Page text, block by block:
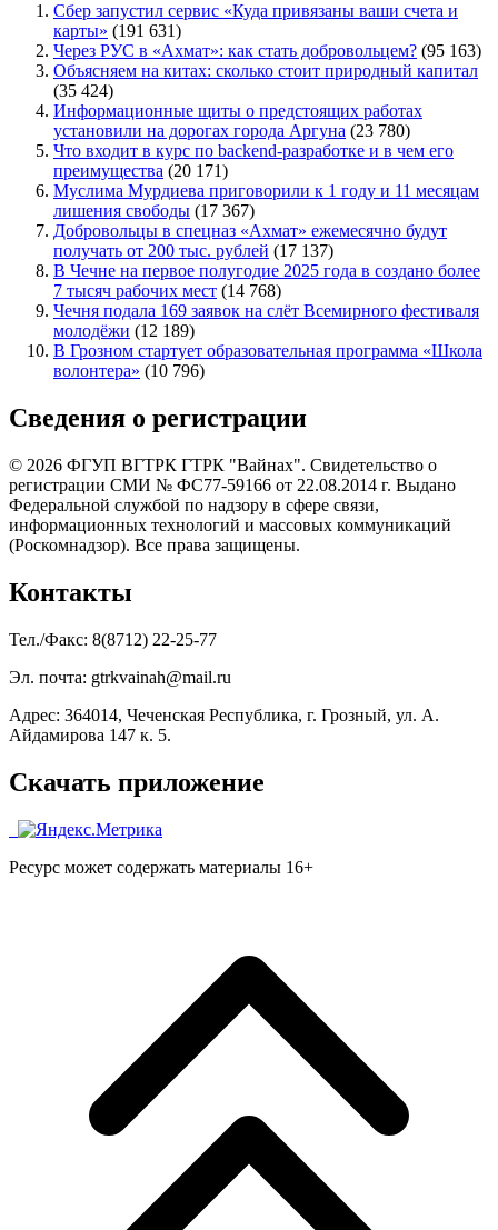
Сбер запустил сервис «Куда привязаны ваши счета и
карты» (191 631)
Через РУС в «Ахмат»: как стать добровольцем? (95 163)
Объясняем на китах: сколько стоит природный капитал
(35 424)
Информационные щиты о предстоящих работах
установили на дорогах города Аргуна (23 780)
Что входит в курс по backend-разработке и в чем его
преимущества (20 171)
Муслима Мурдиева приговорили к 1 году и 11 месяцам
лишения свободы (17 367)
Добровольцы в спецназ «Ахмат» ежемесячно будут
получать от 200 тыс. рублей (17 137)
В Чечне на первое полугодие 2025 года в создано более
7 тысяч рабочих мест (14 768)
Чечня подала 169 заявок на слёт Всемирного фестиваля
молодёжи (12 189)
В Грозном стартует образовательная программа «Школа
волонтера» (10 796)
Сведения о регистрации
© 2026 ФГУП ВГТРК ГТРК "Вайнах". Свидетельство о
регистрации СМИ № ФС77-59166 от 22.08.2014 г. Выдано
Федеральной службой по надзору в сфере связи,
информационных технологий и массовых коммуникаций
(Роскомнадзор). Все права защищены.
Контакты
Тел./Факс: 8(8712) 22-25-77
Эл. почта: gtrkvainah@mail.ru
Адрес: 364014, Чеченская Республика, г. Грозный, ул. А.
Айдамирова 147 к. 5.
Скачать приложение
Ресурс может содержать материалы 16+